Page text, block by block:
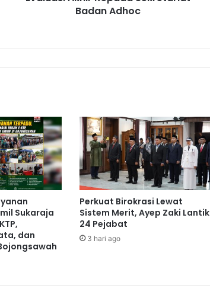
Badan Adhoc
Sukaraja
dan
Perkuat Birokrasi Lewat
Sistem Merit, Ayep Zaki Lantik
24 Pejabat
3 hari ago